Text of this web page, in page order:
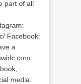
of all
Facebook:
a
media.